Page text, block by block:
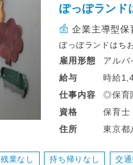
ぽっぽランド
企業主導型保
ぽっぽランドはち
雇用形態
アルバ
給与
時給
仕事内容
◎保育
小規模
子ども
資格
住所
東京都八王子市旭町
残業なし 持ち帰りなし 交